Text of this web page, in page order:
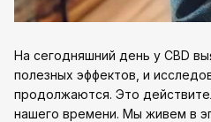
На сегодняшний день у CBD
полезных эффектов, и
продолжаются. Это
нашего времени. Мы живем в